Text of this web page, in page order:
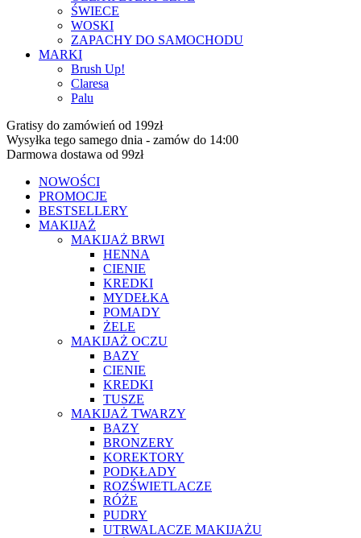
ŚWIECE
WOSKI
ZAPACHY DO SAMOCHODU
MARKI
Brush Up!
Claresa
Palu
Gratisy do zamówień od 199zł
Wysyłka tego samego dnia - zamów do 14:00
Darmowa dostawa od 99zł
NOWOŚCI
PROMOCJE
BESTSELLERY
MAKIJAŻ
MAKIJAŻ BRWI
HENNA
CIENIE
KREDKI
MYDEŁKA
POMADY
ŻELE
MAKIJAŻ OCZU
BAZY
CIENIE
KREDKI
TUSZE
MAKIJAŻ TWARZY
BAZY
BRONZERY
KOREKTORY
PODKŁADY
ROZŚWIETLACZE
RÓŻE
PUDRY
UTRWALACZE MAKIJAŻU